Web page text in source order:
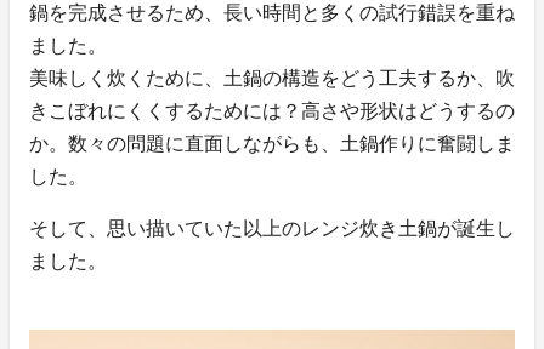
鍋を完成させるため、長い時間と多くの試行錯誤を重ね
ました。
美味しく炊くために、土鍋の構造をどう工夫するか、吹
きこぼれにくくするためには？高さや形状はどうするの
か。数々の問題に直面しながらも、土鍋作りに奮闘しま
した。
そして、思い描いていた以上のレンジ炊き土鍋が誕生し
ました。